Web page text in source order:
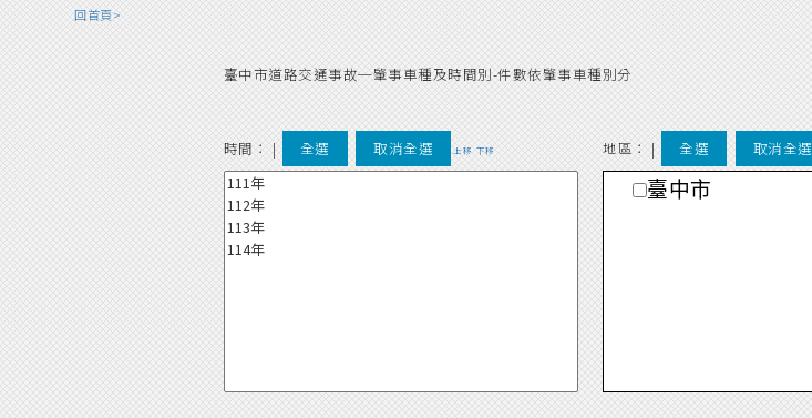
回首頁>
臺中市道路交通事故─肇事車種及時間別-件數依肇事車種別分
時間： | 全選 取消全選 上移 下移 地區： | 全選 取消全選
臺中市